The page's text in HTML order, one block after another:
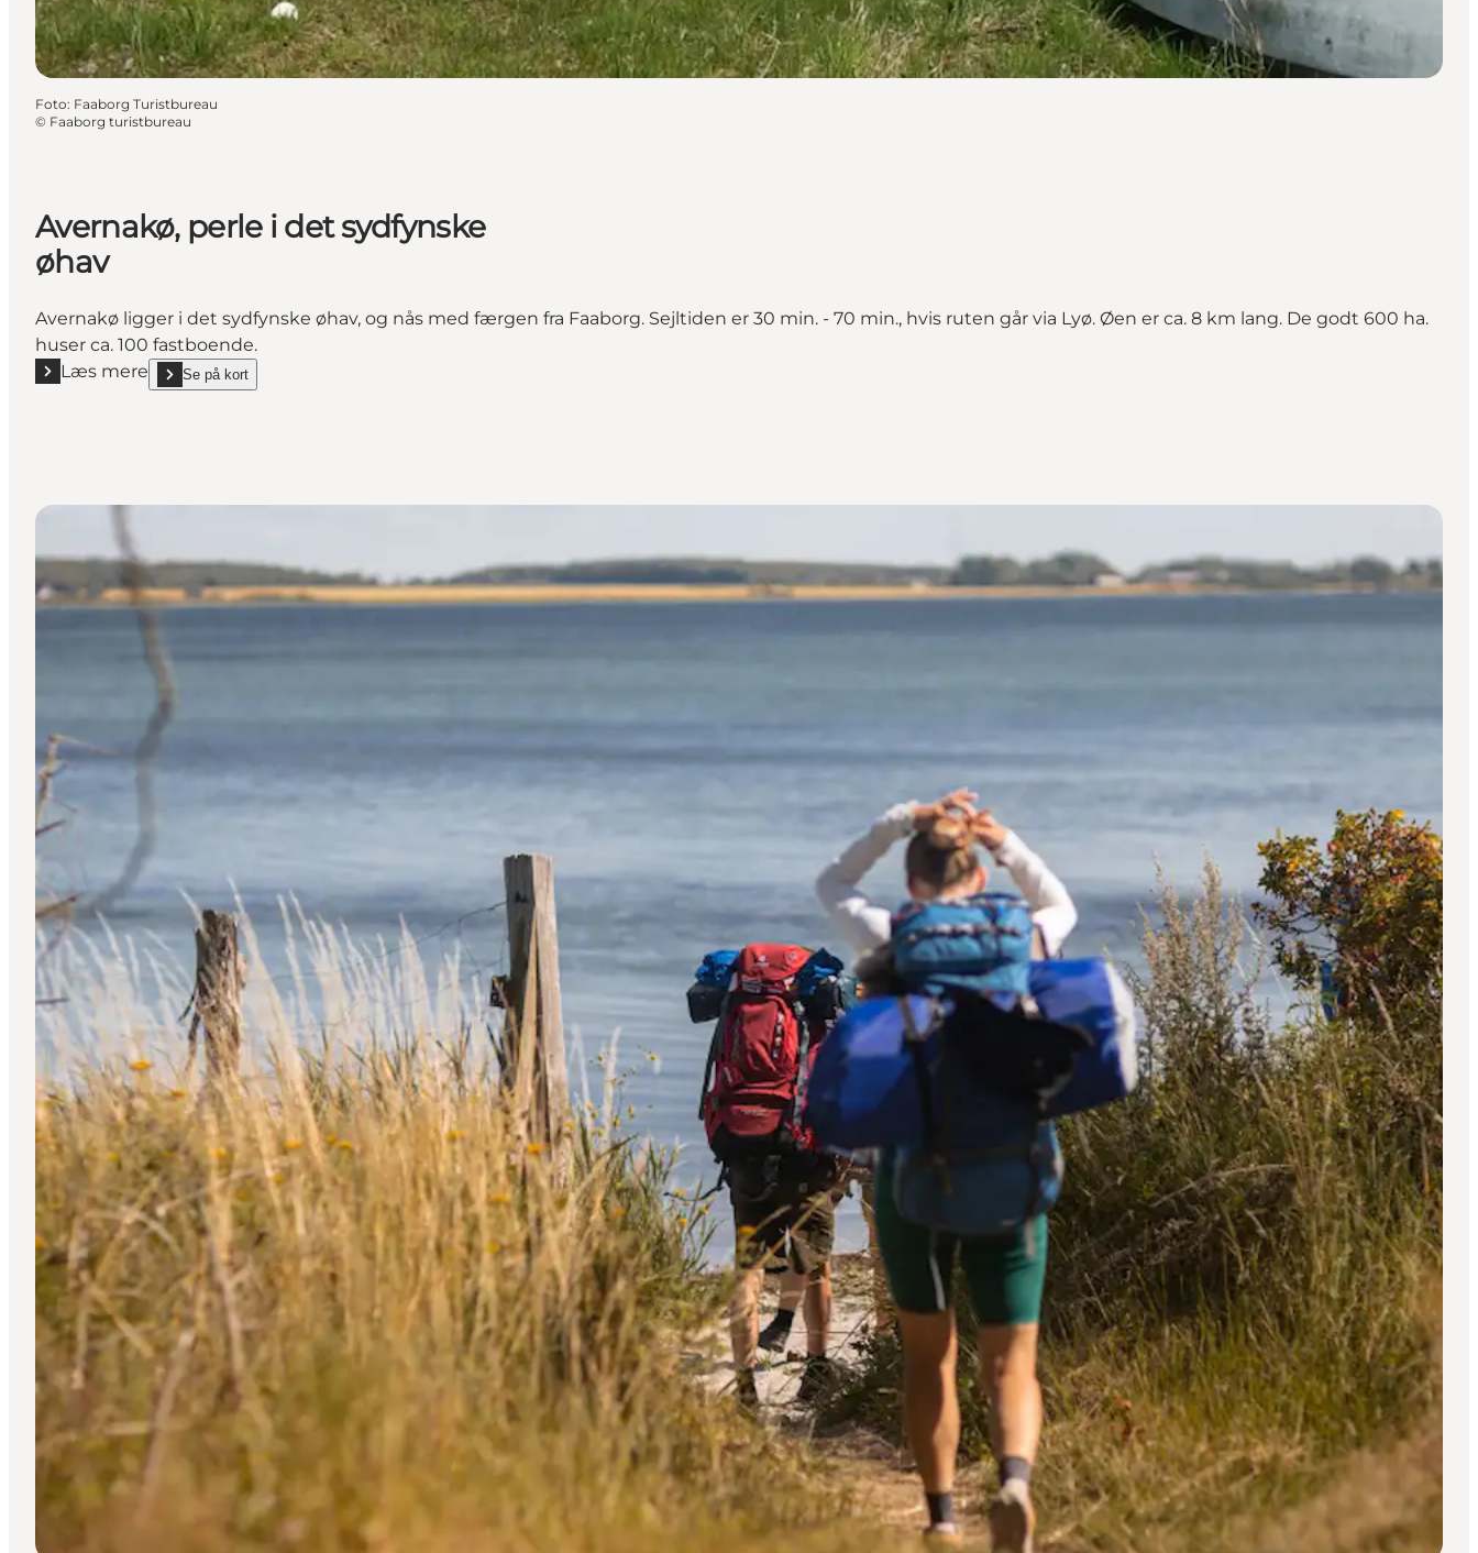
Foto: Faaborg Turistbureau
© Faaborg turistbureau
Avernakø, perle i det sydfynske
øhav
Avernakø ligger i det sydfynske øhav, og nås med færgen fra Faaborg. Sejltiden er 30 min. - 70 min., hvis ruten går via Lyø. Øen er ca. 8 km lang. De godt 600 ha.
huser ca. 100 fastboende.
Læs mere
Læs mere "Avernakø, perle i det sydfynske øhav"
Se på kort
show Avernakø, perle i det sydfynske øhav on_map